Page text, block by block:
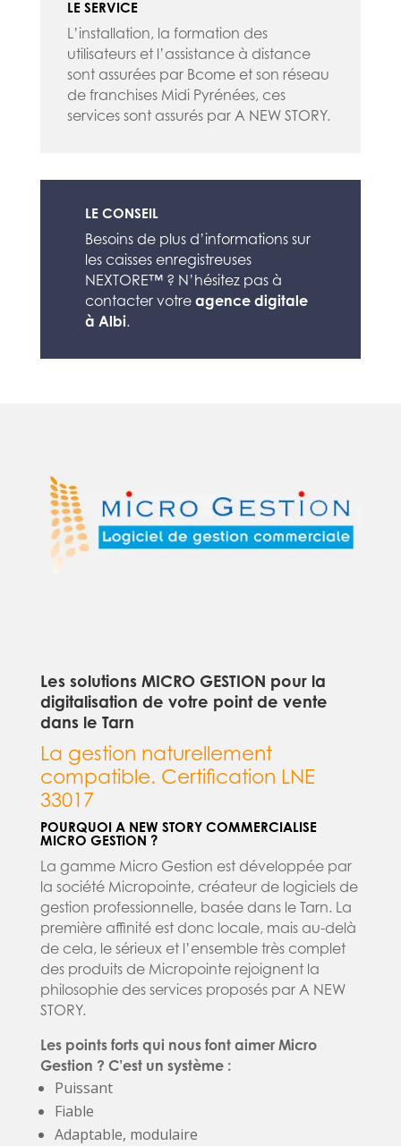
LE SERVICE
L’installation, la formation des
utilisateurs et l’assistance à distance
sont assurées par Bcome et son réseau
de franchises Midi Pyrénées, ces
services sont assurés par A NEW STORY.
LE CONSEIL
Besoins de plus d’informations sur
les caisses enregistreuses
NEXTORE™ ? N’hésitez pas à
contacter votre agence digitale
à Albi.
Les solutions MICRO GESTION pour la
digitalisation de votre point de vente
dans le Tarn
La gestion naturellement
compatible. Certification LNE
33017
POURQUOI A NEW STORY COMMERCIALISE
MICRO GESTION ?
La gamme Micro Gestion est développée par
la société Micropointe, créateur de logiciels de
gestion professionnelle, basée dans le Tarn. La
première affinité est donc locale, mais au-delà
de cela, le sérieux et l’ensemble très complet
des produits de Micropointe rejoignent la
philosophie des services proposés par A NEW
STORY.
Les points forts qui nous font aimer Micro
Gestion ? C’est un système :
Puissant
Fiable
Adaptable, modulaire